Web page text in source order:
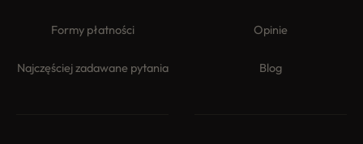
Formy płatności
Najczęściej zadawane pytania
Opinie
Blog